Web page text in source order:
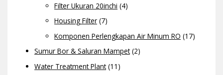
Filter Ukuran 20inchi (4)
Housing Filter (7)
Komponen Perlengkapan Air Minum RO (17)
Sumur Bor & Saluran Mampet(2)
Water Treatment Plant(11)